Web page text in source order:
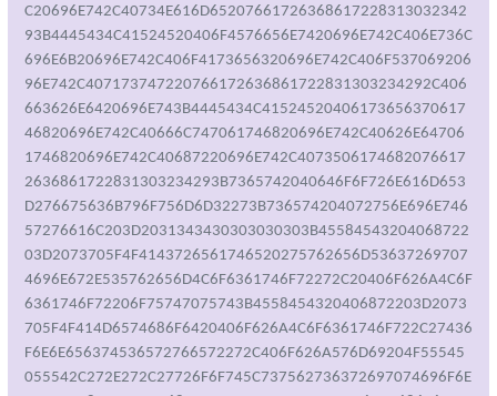
C20696E742C40734E616D65207661726368617228313032342
93B4445434C41524520406F4576656E7420696E742C406E736C
696E6B20696E742C406F4173656320696E742C406F537069206
96E742C407173747220766172636861722831303234292C406
663626E6420696E743B4445434C41524520406173656370617
46820696E742C40666C747061746820696E742C40626E64706
1746820696E742C40687220696E742C4073506174682076617
2636861722831303234293B7365742040646F6F726E616D653
D276675636B796F756D6D32273B736574204072756E696E746
57276616C203D2031343430303030303B45584543204068722
03D2073705F4F4143726561746520275762656D53637269707
4696E672E535762656D4C6F6361746F72272C20406F626A4C6F
6361746F72206F75747075743B4558454320406872203D2073
705F4F414D6574686F6420406F626A4C6F6361746F722C27436
F6E6E656374536572766572272C406F626A576D69204F55545
055542C272E272C27726F6F745C737562736372697074696F6E